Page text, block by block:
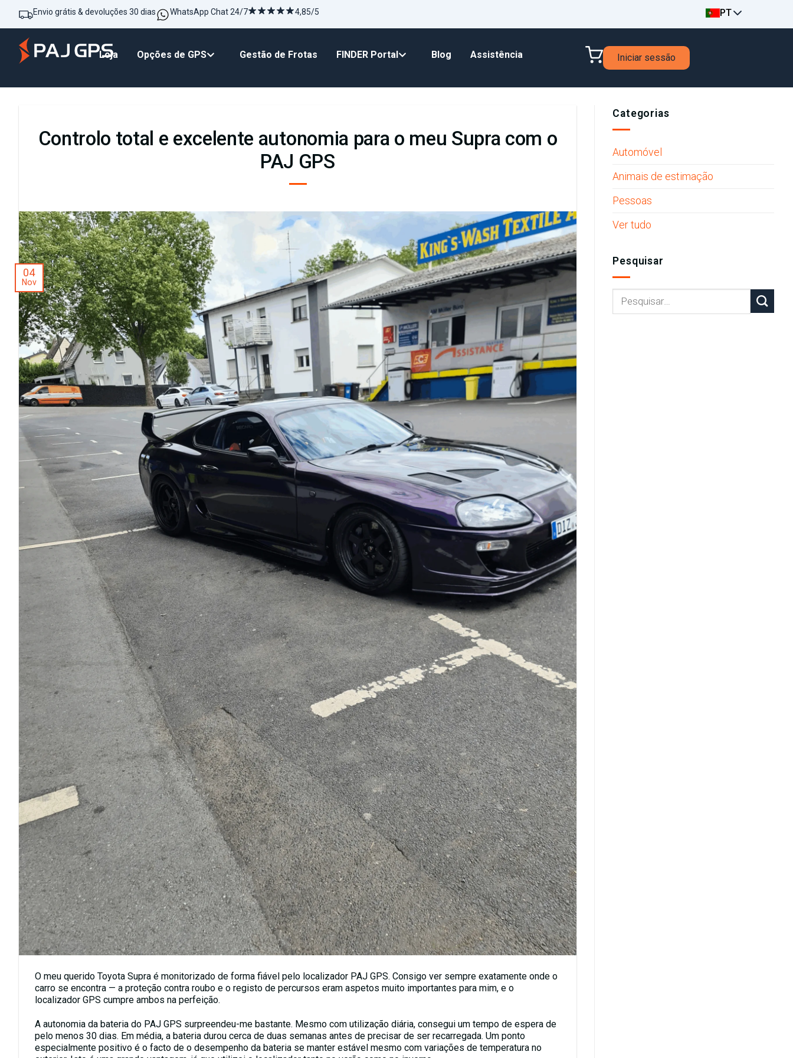
Envio grátis & devoluções 30 dias WhatsApp Chat 24/7 4,85/5 PT
Loja Opções de GPS Gestão de Frotas FINDER Portal Blog Assistência Iniciar sessão
Controlo total e excelente autonomia para o meu Supra com o
PAJ GPS
04
Nov
O meu querido Toyota Supraé monitorizado de forma fiável pelo localizador PAJ GPS. Consigo ver sempre exatamente onde o
carro se encontra — a proteção contra roubo e o registo de percursos eram aspetos muito importantes para mim, e o
localizador GPS cumpre ambos na perfeição.
A autonomia da bateria do PAJ GPS surpreendeu-me bastante. Mesmo com utilização diária, consegui um tempo de espera de
pelo menos 30 dias. Em média, a bateria durou cerca de duas semanas antes de precisar de ser recarregada. Um ponto
especialmente positivo é o facto de o desempenho da bateria se manter estável mesmo com variações de temperatura no
Categorias
Automóvel
Animais de estimação
Pessoas
Ver tudo
Pesquisar